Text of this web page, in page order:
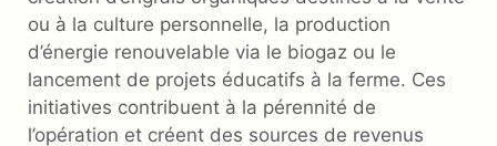
ou à la culture personnelle, la production
d’énergie renouvelable via le biogaz ou le
lancement de projets éducatifs à la ferme. Ces
initiatives contribuent à la pérennité de
l’opération et créent des sources de revenus